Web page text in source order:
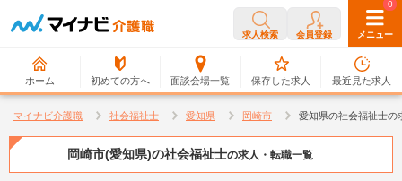
求人検索 会員登録 メニュー
ホーム 初めての方へ 面談会場一覧
0
保存した求人
0
最近見た求人
マイナビ介護職 社会福祉士 愛知県 岡崎市 愛知県の社会福祉士の
岡崎市(愛知県)の社会福祉士の求人・転職一覧